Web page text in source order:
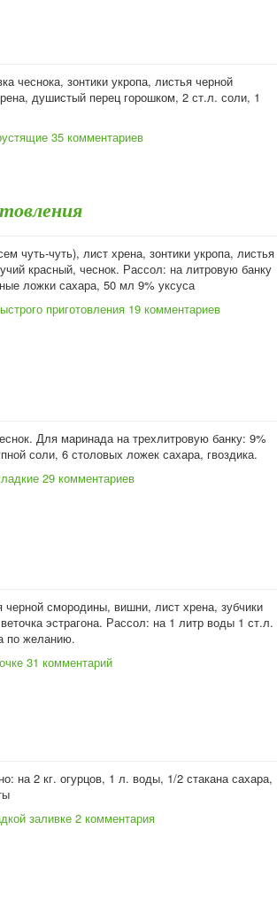
чеснока, зонтики укропа, листья черной
душистый перец горошком, 2 ст.л. соли, 1
35 комментариев
чуть-чуть), лист хрена, зонтики укропа, листья
красный, чеснок. Рассол: на литровую банку
ложки сахара, 50 мл 9% уксуса
приготовления 19 комментариев
Для маринада на трехлитровую банку: 9%
соли, 6 столовых ложек сахара, гвоздика.
29 комментариев
смородины, вишни, лист хрена, зубчики
эстрагона. Рассол: на 1 литр воды 1 ст.л.
по желанию.
31 комментарий
на 2 кг. огурцов, 1 л. воды, 1/2 стакана сахара,
заливке 2 комментария